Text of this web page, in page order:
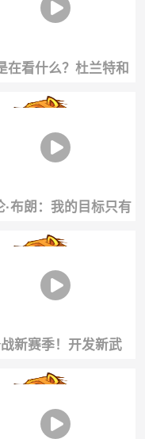
在看什么？杜兰特和
老队友奎因·库克俩人
刷着手机
·布朗：我的目标只有
，得分和MVP那些我
都没兴趣
新赛季！开发新武
骑士莫布里训练中距
离跳投和三分